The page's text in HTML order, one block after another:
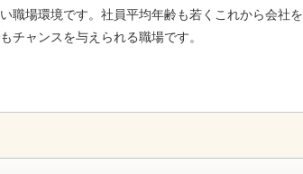
職場環境です。社員平均年齢も若くこれから会社を
チャンスを与えられる職場です。